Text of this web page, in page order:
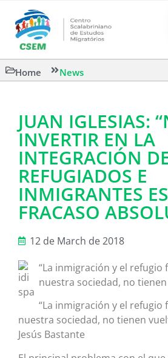
Home News
JUAN IGLESIAS:
INVERTIR EN LA
INTEGRACIÓN
REFUGIADOS E
INMIGRANTES
FRACASO
12 de March de 2018
“La inmigración y el
nuestra sociedad, no
“La inmigración y el
nuestra sociedad, no tienen
Jesús Bastante